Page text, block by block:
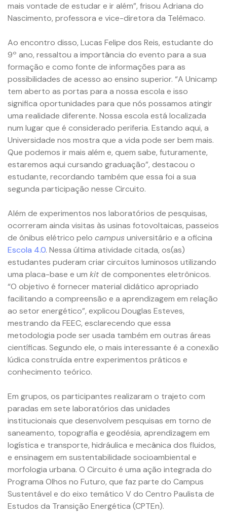
mais vontade de estudar e ir além”, frisou Adriana do
Nascimento, professora e vice-diretora da Telêmaco.
Ao encontro disso, Lucas Felipe dos Reis, estudante do
9º ano, ressaltou a importância do evento para a sua
formação e como fonte de informações para as
possibilidades de acesso ao ensino superior. “A Unicamp
tem aberto as portas para a nossa escola e isso
significa oportunidades para que nós possamos atingir
uma realidade diferente. Nossa escola está localizada
num lugar que é considerado periferia. Estando aqui, a
Universidade nos mostra que a vida pode ser bem mais.
Que podemos ir mais além e, quem sabe, futuramente,
estaremos aqui cursando graduação”, destacou o
estudante, recordando também que essa foi a sua
segunda participação nesse Circuito.
Além de experimentos nos laboratórios de pesquisas,
ocorreram ainda visitas às usinas fotovoltaicas, passeios
de ônibus elétrico pelo campusuniversitário e a oficina
Escola 4.0. Nessa última atividade citada, os(as)
estudantes puderam criar circuitos luminosos utilizando
uma placa-base e um kit de componentes eletrônicos.
“O objetivo é fornecer material didático apropriado
facilitando a compreensão e a aprendizagem em relação
ao setor energético”, explicou Douglas Esteves,
mestrando da FEEC, esclarecendo que essa
metodologia pode ser usada também em outras áreas
científicas. Segundo ele, o mais interessante é a conexão
lúdica construída entre experimentos práticos e
conhecimento teórico.
Em grupos, os participantes realizaram o trajeto com
paradas em sete laboratórios das unidades
institucionais que desenvolvem pesquisas em torno de
saneamento, topografia e geodésia, aprendizagem em
logística e transporte, hidráulica e mecânica dos fluidos,
e ensinagem em sustentabilidade socioambiental e
morfologia urbana. O Circuito é uma ação integrada do
Programa Olhos no Futuro, que faz parte do Campus
Sustentável e do eixo temático V do Centro Paulista de
Estudos da Transição Energética (CPTEn).